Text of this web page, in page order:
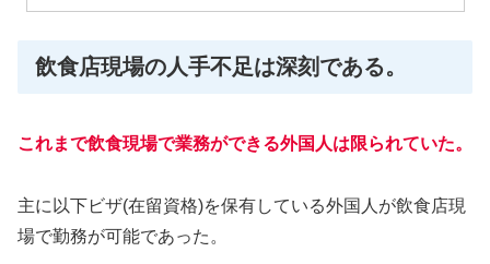
飲食店現場の人手不足は深刻である。
これまで飲食現場で業務ができる外国人は限られていた。
主に以下ビザ(在留資格)を保有している外国人が飲食店現
場で勤務が可能であった。